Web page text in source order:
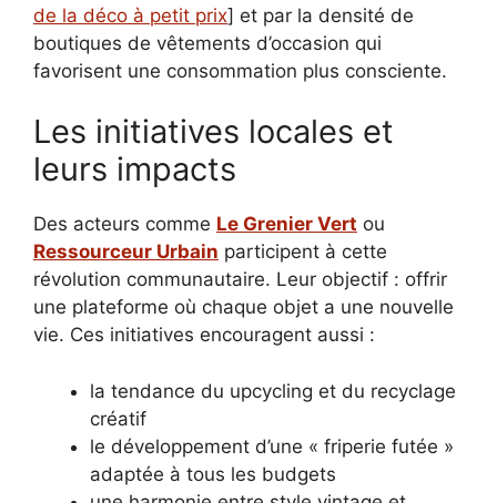
de la déco à petit prix] et par la densité de
boutiques de vêtements d’occasion qui
favorisent une consommation plus consciente.
Les initiatives locales et
leurs impacts
Des acteurs comme Le Grenier Vert ou
Ressourceur Urbain participent à cette
révolution communautaire. Leur objectif : offrir
une plateforme où chaque objet a une nouvelle
vie. Ces initiatives encouragent aussi :
la tendance du upcycling et du recyclage
créatif
le développement d’une « friperie futée »
adaptée à tous les budgets